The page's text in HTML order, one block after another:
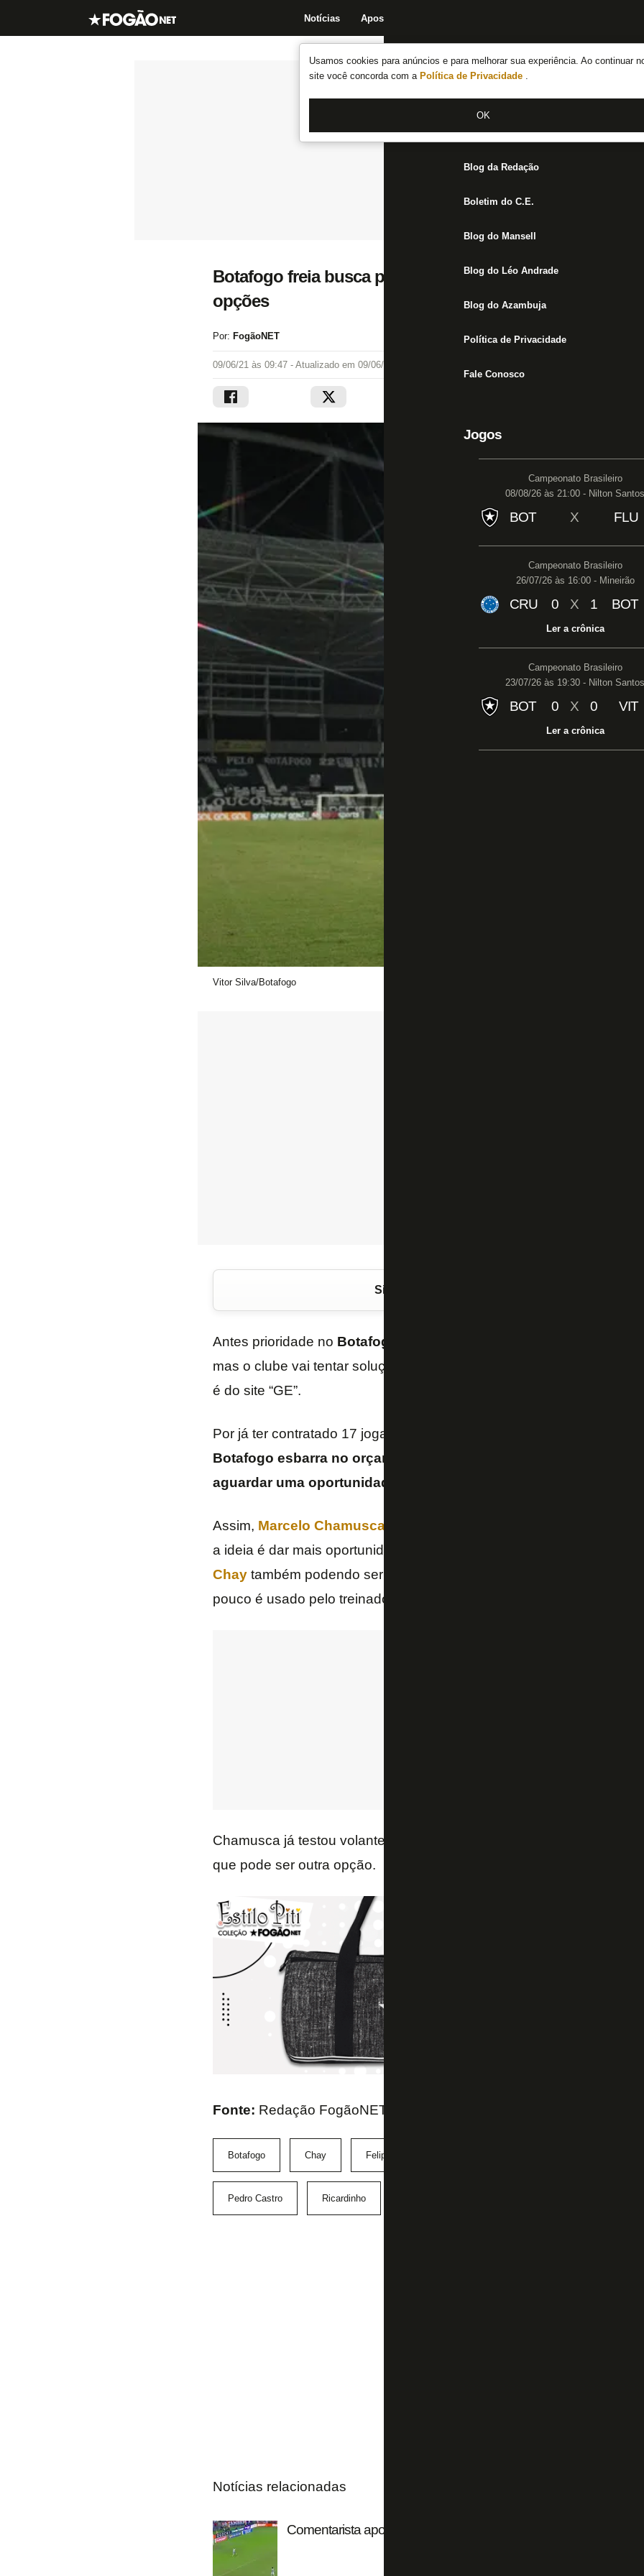
Usamos cookies para anúncios e para melhorar sua experiência. Ao continuar
site você concorda com a Política de Privacidade .
OK
Notícias Apostas
Notícias do Botafogo
Fórum
Jogos
Blog da Redação
Boletim do C.E.
Blog do Mansell
Blog do Léo Andrade
Blog do Azambuja
Política de Privacidade
Fale Conosco
Jogos
Campeonato Brasileiro
08/08/26 às 21:00 - Nilton Santos
BOT X FLU
Campeonato Brasileiro
26/07/26 às 16:00 - Mineirão
CRU 0 X 1 BOT
Ler a crônica
Campeonato Brasileiro
23/07/26 às 19:30 - Nilton Santos
BOT 0 X 0 VIT
Ler a crônica
Botafogo freia busca por camisa 10 e tenta soluções
opções
Por: FogãoNET
09/06/21 às 09:47 - Atualizado em 09/06/21 às 11:49
Vitor Silva/Botafogo
Siga o FogãoNET
Antes prioridade no Botafogo
mas o clube vai tentar soluções internas para a posição de meia-
é do site “GE”.
Por já ter contratado 17 jogadores e ter o atacante
Botafogo esbarra no orçamento para acertar com mais um meia.
aguardar uma oportunidade de negócio
Assim, Marcelo Chamusca
a ideia é dar mais oportunidades a
Chaytambém podendo ser usados no setor.
pouco é usado pelo treinador.
Chamusca já testou volantes mais adiantados, como
que pode ser outra opção.
Fonte: Redação FogãoNET e GE
Botafogo Chay Felipe Ferreira
Pedro Castro Ricardinho
Notícias relacionadas
Comentarista aponta erro de Raul em gol contra de Ferraresi